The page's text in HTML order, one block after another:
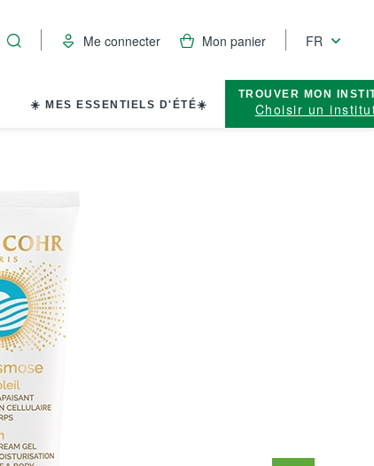
Me connecter Mon panier FR
☀️ MES ESSENTIELS D'ÉTÉ☀️
TROUVER MON
Choisir un